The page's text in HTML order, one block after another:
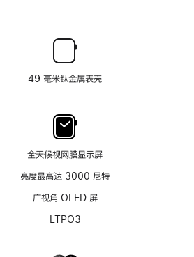
49 毫米钛金属表壳
全天候视网膜显示屏
亮度最高达 3000 尼特
广视角 OLED 屏
LTPO3